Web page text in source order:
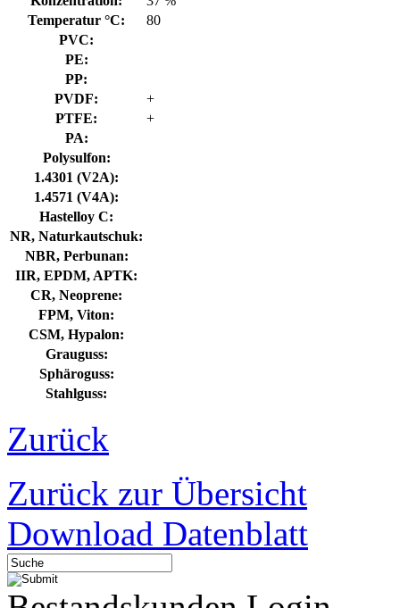
Temperatur °C:
80
PVC:
PE:
PP:
PVDF:
+
PTFE:
+
PA:
Polysulfon:
1.4301 (V2A):
1.4571 (V4A):
Hastelloy C:
NR, Naturkautschuk:
NBR, Perbunan:
IIR, EPDM, APTK:
CR, Neoprene:
FPM, Viton:
CSM, Hypalon:
Grauguss:
Sphäroguss:
Stahlguss:
Zurück
Zurück zur Übersicht
Download Datenblatt